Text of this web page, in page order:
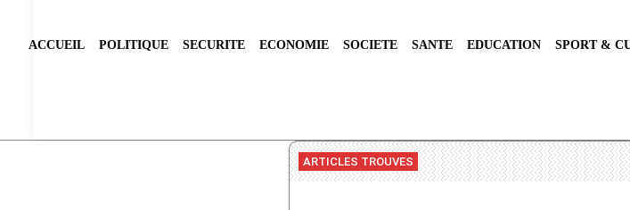
ACCUEIL POLITIQUE SECURITE ECONOMIE SOCIETE SANTE EDUCATION SPORT &
ARTICLES TROUVES